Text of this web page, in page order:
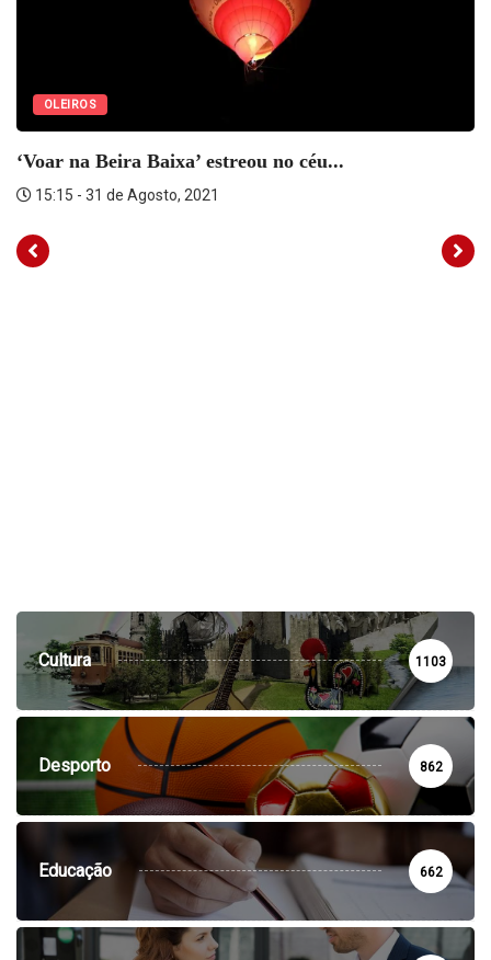
OLEIROS
‘Voar na Beira Baixa’ estreou no céu...
15:15 - 31 de Agosto, 2021
Cultura 1103
Desporto 862
Educação 662